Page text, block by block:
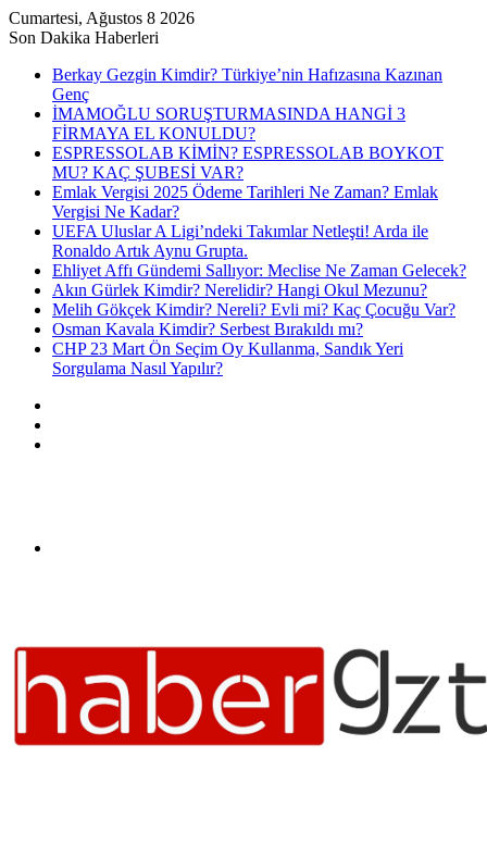
Cumartesi, Ağustos 8 2026
Son Dakika Haberleri
Berkay Gezgin Kimdir? Türkiye’nin Hafızasına Kazınan
Genç
İMAMOĞLU SORUŞTURMASINDA HANGİ 3
FİRMAYA EL KONULDU?
ESPRESSOLAB KİMİN? ESPRESSOLAB BOYKOT
MU? KAÇ ŞUBESİ VAR?
Emlak Vergisi 2025 Ödeme Tarihleri Ne Zaman? Emlak
Vergisi Ne Kadar?
UEFA Uluslar A Ligi’ndeki Takımlar Netleşti! Arda ile
Ronaldo Artık Aynu Grupta.
Ehliyet Affı Gündemi Sallıyor: Meclise Ne Zaman Gelecek?
Akın Gürlek Kimdir? Nerelidir? Hangi Okul Mezunu?
Melih Gökçek Kimdir? Nereli? Evli mi? Kaç Çocuğu Var?
Osman Kavala Kimdir? Serbest Bırakıldı mı?
CHP 23 Mart Ön Seçim Oy Kullanma, Sandık Yeri
Sorgulama Nasıl Yapılır?